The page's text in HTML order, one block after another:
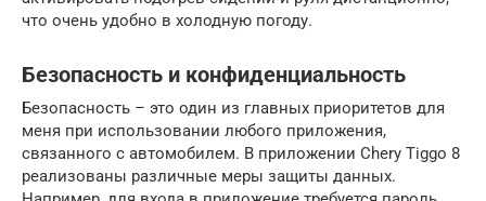
что очень удобно в холодную погоду.
Безопасность и конфиденциальность
Безопасность – это один из главных приоритетов для
меня при использовании любого приложения,
связанного с автомобилем. В приложении Chery Tiggo 8
реализованы различные меры защиты данных.